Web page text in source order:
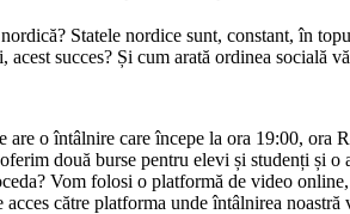
Statele nordice sunt, constant, în
acest succes? Și cum arată ordinea socială
are o întâlnire care începe la ora 19:00, ora
două burse pentru elevi și studenți și
Vom folosi o platformă de video
acces către platforma unde întâlnirea